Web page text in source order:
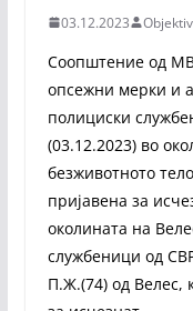
03.12.2023
Соопштение од
опсежни мерки и
полициски
(03.12.2023) во
безживотното
пријавена за
околината на
службеници од
П.Ж.(74) од Велес,